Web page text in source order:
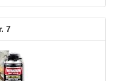
7